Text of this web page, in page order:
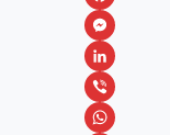
F
a
c
e
M
e
s
L
iV